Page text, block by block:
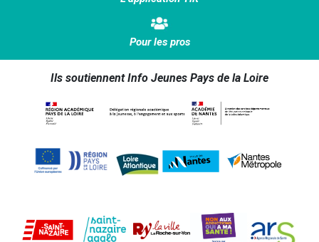
Pour les pros
Ils soutiennent Info Jeunes Pays de la Loire